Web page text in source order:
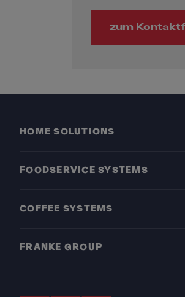
zum
HOME SOLUTIONS
FOODSERVICE SYSTEMS
COFFEE SYSTEMS
FRANKE GROUP